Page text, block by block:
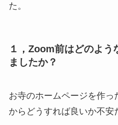
た。
１，Zoom前はどのよう
ましたか？
お寺のホームページを作っ
からどうすれば良いか不安